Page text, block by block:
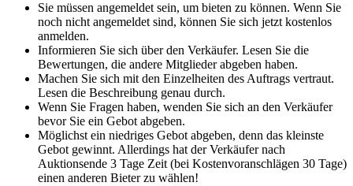
Sie müssen angemeldet sein, um bieten zu können. Wenn Sie
noch nicht angemeldet sind, können Sie sich jetzt kostenlos
anmelden.
Informieren Sie sich über den Verkäufer. Lesen Sie die
Bewertungen, die andere Mitglieder abgeben haben.
Machen Sie sich mit den Einzelheiten des Auftrags vertraut.
Lesen die Beschreibung genau durch.
Wenn Sie Fragen haben, wenden Sie sich an den Verkäufer
bevor Sie ein Gebot abgeben.
Möglichst ein niedriges Gebot abgeben, denn das kleinste
Gebot gewinnt. Allerdings hat der Verkäufer nach
Auktionsende 3 Tage Zeit (bei Kostenvoranschlägen 30 Tage)
einen anderen Bieter zu wählen!